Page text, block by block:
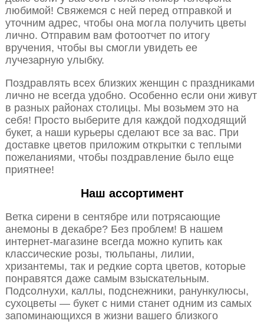
любимой! Свяжемся с ней перед отправкой и
уточним адрес, чтобы она могла получить цветы
лично. Отправим вам фотоотчет по итогу
вручения, чтобы вы смогли увидеть ее
лучезарную улыбку.
Поздравлять всех близких женщин с праздниками
лично не всегда удобно. Особенно если они живут
в разных районах столицы. Мы возьмем это на
себя! Просто выберите для каждой подходящий
букет, а наши курьеры сделают все за вас. При
доставке цветов приложим открытки с теплыми
пожеланиями, чтобы поздравление было еще
приятнее!
Наш ассортимент
Ветка сирени в сентябре или потрясающие
анемоны в декабре? Без проблем! В нашем
интернет-магазине всегда можно купить как
классические розы, тюльпаны, лилии,
хризантемы, так и редкие сорта цветов, которые
понравятся даже самым взыскательным.
Подсолнухи, каллы, подснежники, ранункулюсы,
сухоцветы — букет с ними станет одним из самых
запоминающихся в жизни вашего близкого